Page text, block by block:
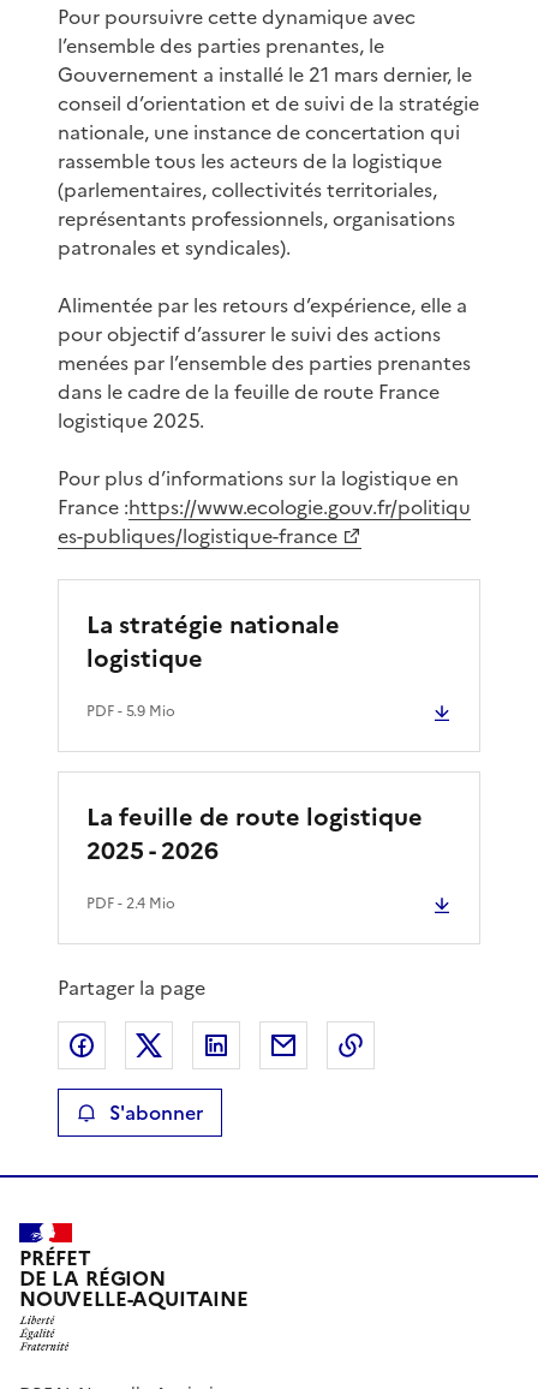
Pour poursuivre cette dynamique avec
l’ensemble des parties prenantes, le
Gouvernement a installé le 21 mars dernier, le
conseil d’orientation et de suivi de la stratégie
nationale, une instance de concertation qui
rassemble tous les acteurs de la logistique
(parlementaires, collectivités territoriales,
représentants professionnels, organisations
patronales et syndicales).
Alimentée par les retours d’expérience, elle a
pour objectif d’assurer le suivi des actions
menées par l’ensemble des parties prenantes
dans le cadre de la feuille de route France
logistique 2025.
Pour plus d’informations sur la logistique en
France :https://www.ecologie.gouv.fr/politiqu
es-publiques/logistique-france
La stratégie nationale
logistique
PDF- 5.9 Mio
La feuille de route logistique
2025 - 2026
PDF- 2.4 Mio
Partager la page
Partager sur Facebook
Partager sur XPartager sur LinkedIn
Partager par email
S'abonner
PRÉFET
DE LA RÉGION
NOUVELLE-AQUITAINE